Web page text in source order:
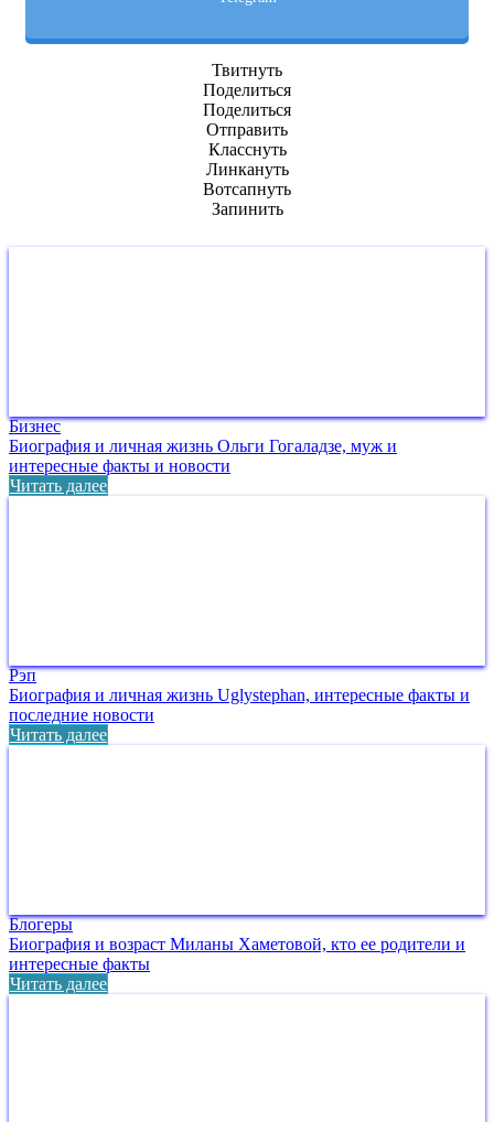
Твитнуть
Поделиться
Поделиться
Отправить
Класснуть
Линкануть
Вотсапнуть
Запинить
Бизнес
Биография и личная жизнь Ольги Гогаладзе, муж и
интересные факты и новости
Читать далее
Рэп
Биография и личная жизнь Uglystephan, интересные факты и
последние новости
Читать далее
Блогеры
Биография и возраст Миланы Хаметовой, кто ее родители и
интересные факты
Читать далее